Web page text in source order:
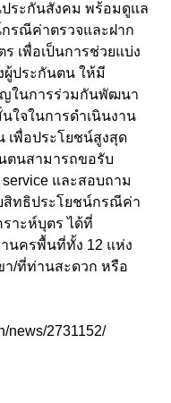
ระกันสังคม พร้อมดูแล
รณีค่าตรวจและฝาก
เพื่อเป็นการช่วยแบ่ง
ผู้ประกันตน ให้มี
ในการร่วมกันพัฒนา
ใจในการดำเนินงาน
เพื่อประโยชน์สูงสุด
ตนสามารถขอรับ
และสอบถาม
สิทธิประโยชน์กรณีค่า
าะห์บุตร ได้ที่
นครพื้นที่ทั้ง 12 แห่ง
า/ที่ท่านสะดวก หรือ
news/2731152/